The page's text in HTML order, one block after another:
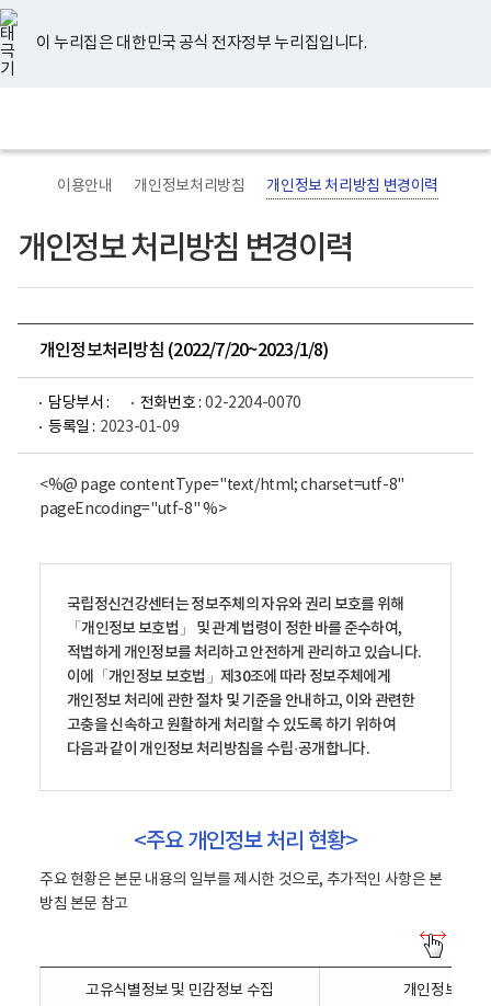
너
비
767px
이
하
이 누리집은 대한민국 공식 전자정부 누리집입니다.
지
검
메
홈
이용안내 개인정보처리방침 개인정보 처리방침 변경이력
개인정보 처리방침 변경이력
개인정보처리방침 (2022/7/20~2023/1/8)
담당부서 : 전화번호 : 02-2204-0070
등록일 : 2023-01-09
<%@ page contentType="text/html; charset=utf-8"
pageEncoding="utf-8" %>
국립정신건강센터는 정보주체의 자유와 권리 보호를 위해
「개인정보 보호법」 및 관계 법령이 정한 바를 준수하여,
적법하게 개인정보를 처리하고 안전하게 관리하고 있습니다.
이에「개인정보 보호법」제30조에 따라 정보주체에게
개인정보 처리에 관한 절차 및 기준을 안내하고, 이와 관련한
고충을 신속하고 원활하게 처리할 수 있도록 하기 위하여
다음과 같이 개인정보 처리방침을 수립·공개합니다.
<주요 개인정보 처리 현황>
주요 현황은 본문 내용의 일부를 제시한 것으로, 추가적인 사항은 본
방침 본문 참고
고유식별정보 및 민감정보 수집 개인정보 처
유
튜
브
페
이
스
북
인
스
타
그
램
블
로
그